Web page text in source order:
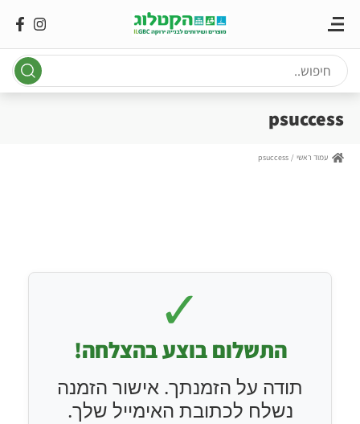
Skip
content
psuccess
עמוד ראשי psuccess
✓
התשלום בוצע בהצלחה!
תודה על הזמנתך. אישור הזמנה
נשלח לכתובת האימייל שלך.